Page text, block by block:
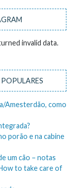
invalid data.
Amesterdão, como
porão e na cabine
um cão – notas
to take care of